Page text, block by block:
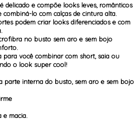
delicado e compõe looks leves, românticos
combiná-lo com calças de cintura alta.
podem criar looks diferenciados e com
no busto sem aro e sem bojo
para você combinar com short, saia ou
o look super cool!
parte interna do busto, sem aro e sem bojo
e macia.